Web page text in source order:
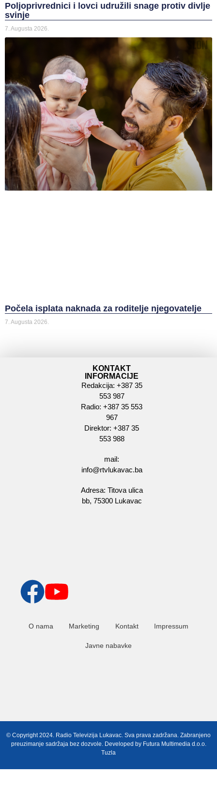
Poljoprivrednici i lovci udružili snage protiv divlje
svinje
7. Augusta 2026.
Počela isplata naknada za roditelje njegovatelje
7. Augusta 2026.
KONTAKT
INFORMACIJE
Redakcija: +387 35
553 987
Radio: +387 35 553
967
Direktor: +387 35
553 988
mail:
info@rtvlukavac.ba
Adresa: Titova ulica
bb, 75300 Lukavac
O nama Marketing Kontakt Impressum
Javne nabavke
© Copyright 2024. Radio Televizija Lukavac. Sva prava zadržana. Zabranjeno
preuzimanje sadržaja bez dozvole. Developed by Futura Multimedia d.o.o.
Tuzla